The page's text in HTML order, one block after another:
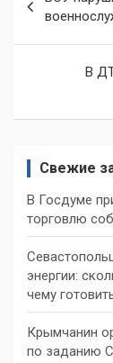
по
записям
В
Свежие
В Госдуме
торговлю
энергии:
чему
Крымчанин
по заданию